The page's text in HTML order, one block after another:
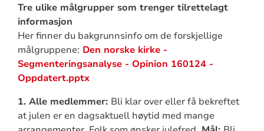
Tre ulike målgrupper som trenger tilrettelagt
informasjon
Her finner du bakgrunnsinfo om de forskjellige
målgruppene: Den norske kirke -
Segmenteringsanalyse - Opinion 160124 -
Oppdatert.pptx
1. Alle medlemmer: Bli klar over eller få bekreftet
at julen er en dagsaktuell høytid med mange